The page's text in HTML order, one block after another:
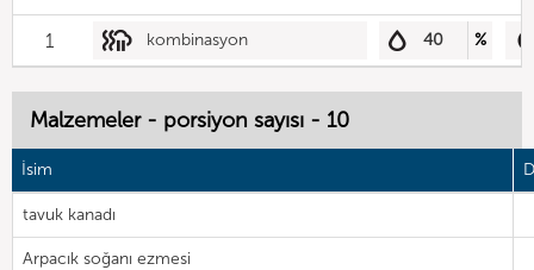
1 kombinasyon 40 %
Malzemeler - porsiyon sayısı - 10
İsim
tavuk kanadı
Arpacık soğanı ezmesi